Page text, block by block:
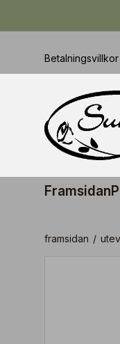
Betalningsvillkor
Framsidan
framsidan /